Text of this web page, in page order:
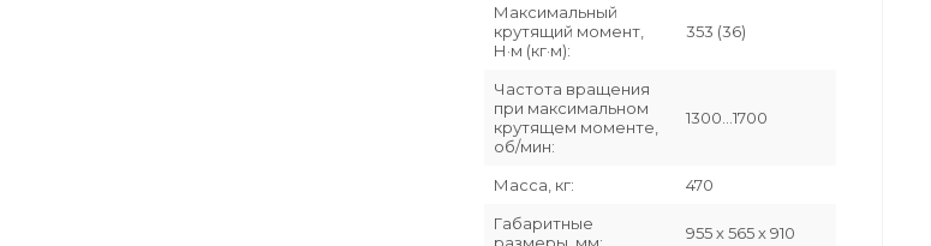
Максимальный
крутящий момент,
Н·м (кг·м):
353 (36)
Частота вращения
при максимальном
крутящем моменте,
об/мин:
1300…1700
Масса, кг:
470
Габаритные
955 х 565 х 910